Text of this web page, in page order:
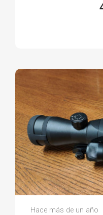
Alex L.
Hace más de un año